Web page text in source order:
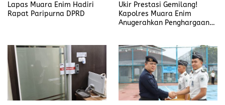
Lapas Muara Enim Hadiri
Rapat Paripurna DPRD
Ukir Prestasi Gemilang!
Kapolres Muara Enim
Anugerahkan Penghargaan